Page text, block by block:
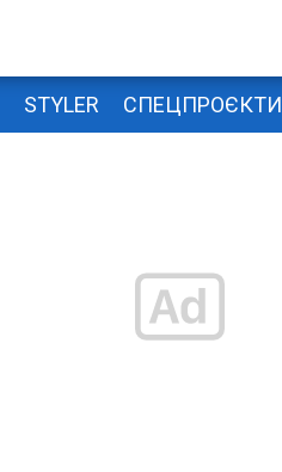
STYLER СПЕЦПРОЄКТИ